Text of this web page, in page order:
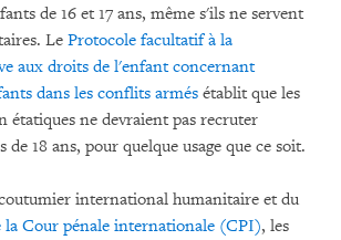
de 16 et 17 ans, même s'ils ne servent
Le Protocole facultatif à la
aux droits de l'enfant concernant
dans les conflits armés établit que les
étatiques ne devraient pas recruter
18 ans, pour quelque usage que ce soit.
international humanitaire et du
la Cour pénale internationale (CPI), les